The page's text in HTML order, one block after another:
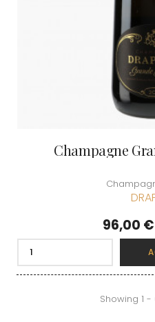
Champagne
Prezzo
96,00 €
Showing 1